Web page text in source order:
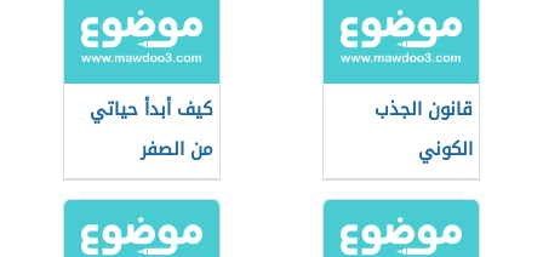
قانون الجذب
الكوني
كيف أبدأ حياتي
من الصفر